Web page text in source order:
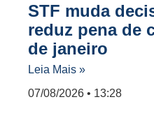
STF muda
reduz pena de
de janeiro
Leia Mais »
07/08/2026
13:28